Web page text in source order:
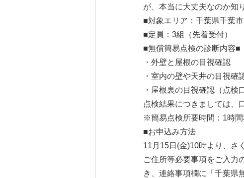
が、本当に大丈夫なのか知
■対象エリア：千葉県千葉
■定員：3組（先着受付）
■無償簡易点検の診断内容■
・外壁と屋根の目視確認
・室内の壁や天井の目視確
・屋根裏の目視確認（点検
点検結果につきましては、
※簡易点検所要時間：1時間
■お申込み方法
11月15日(金)10時より、さ
ご住所等必要事項をご入力
き、連絡事項欄に「千葉県